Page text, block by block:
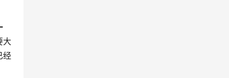
大
经